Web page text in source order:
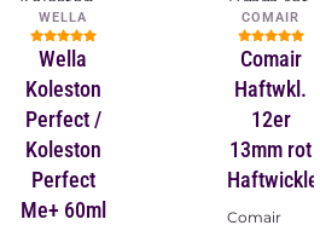
WELLA
Wella
Koleston
Perfect /
Koleston
Perfect
Me+ 60ml
COMAIR
Comair
Haftwkl.
12er
13mm rot
Haftwickler
Comair